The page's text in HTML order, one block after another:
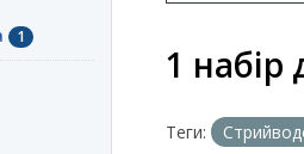
1
1 набір
Теги: